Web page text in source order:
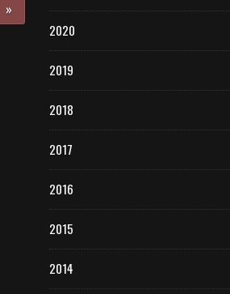
2020
2019
2018
2017
2016
2015
2014